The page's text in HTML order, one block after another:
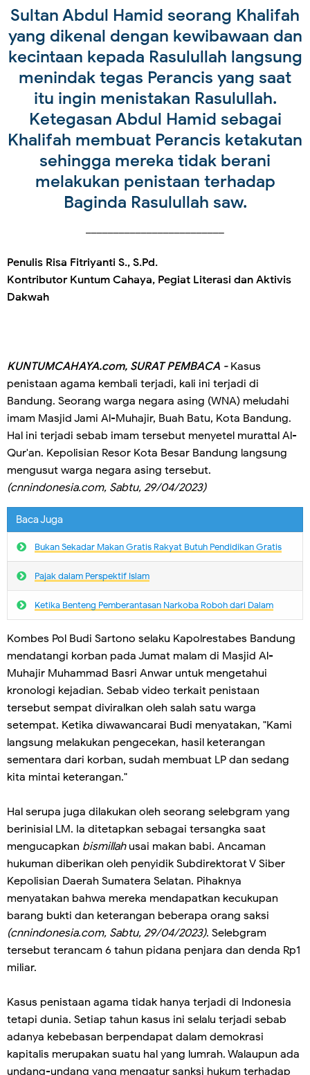
Sultan Abdul Hamid seorang Khalifah
yang dikenal dengan kewibawaan dan
kecintaan kepada Rasulullah langsung
menindak tegas Perancis yang saat
itu ingin menistakan Rasulullah.
Ketegasan Abdul Hamid sebagai
Khalifah membuat Perancis ketakutan
sehingga mereka tidak berani
melakukan penistaan terhadap
Baginda Rasulullah saw.
Penulis Risa Fitriyanti S., S.Pd.
Kontributor Kuntum Cahaya, Pegiat Literasi dan Aktivis
Dakwah
KUNTUMCAHAYA.com, SURAT PEMBACA - Kasus
penistaan agama kembali terjadi, kali ini terjadi di
Bandung. Seorang warga negara asing (WNA) meludahi
imam Masjid Jami Al-Muhajir, Buah Batu, Kota Bandung.
Hal ini terjadi sebab imam tersebut menyetel murattal Al-
Qur'an. Kepolisian Resor Kota Besar Bandung langsung
mengusut warga negara asing tersebut.
(cnnindonesia.com, Sabtu, 29/04/2023)
Baca Juga
Bukan Sekadar Makan Gratis Rakyat Butuh Pendidikan Gratis
Pajak dalam Perspektif Islam
Ketika Benteng Pemberantasan Narkoba Roboh dari Dalam
Kombes Pol Budi Sartono selaku Kapolrestabes Bandung
mendatangi korban pada Jumat malam di Masjid Al-
Muhajir Muhammad Basri Anwar untuk mengetahui
kronologi kejadian. Sebab video terkait penistaan
tersebut sempat diviralkan oleh salah satu warga
setempat. Ketika diwawancarai Budi menyatakan, "Kami
langsung melakukan pengecekan, hasil keterangan
sementara dari korban, sudah membuat LP dan sedang
kita mintai keterangan."
Hal serupa juga dilakukan oleh seorang selebgram yang
berinisial LM. Ia ditetapkan sebagai tersangka saat
mengucapkan bismillah usai makan babi. Ancaman
hukuman diberikan oleh penyidik Subdirektorat V Siber
Kepolisian Daerah Sumatera Selatan. Pihaknya
menyatakan bahwa mereka mendapatkan kecukupan
barang bukti dan keterangan beberapa orang saksi
(cnnindonesia.com, Sabtu, 29/04/2023). Selebgram
tersebut terancam 6 tahun pidana penjara dan denda Rp1
miliar.
Kasus penistaan agama tidak hanya terjadi di Indonesia
tetapi dunia. Setiap tahun kasus ini selalu terjadi sebab
adanya kebebasan berpendapat dalam demokrasi
kapitalis merupakan suatu hal yang lumrah. Walaupun ada
undang-undang yang mengatur sanksi hukum terhadap